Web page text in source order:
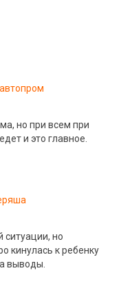
но при всем при
и это главное.
ситуации, но
кинулась к ребенку
выводы.